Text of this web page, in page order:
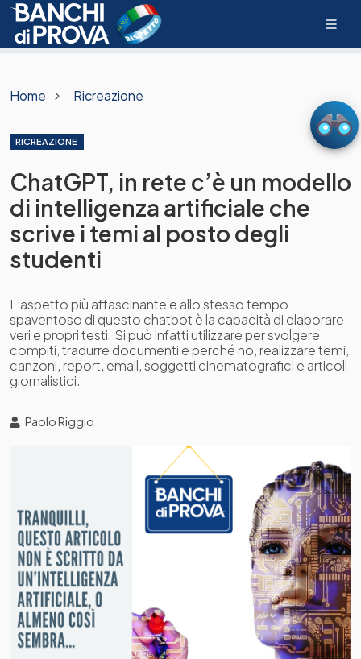
Home Ricreazione
RICREAZIONE
ChatGPT, in rete c’è un modello
di intelligenza artificiale che
scrive i temi al posto degli
studenti
L’aspetto più affascinante e allo stesso tempo
spaventoso di questo chatbot è la capacità di elaborare
veri e propri testi. Si può infatti utilizzare per svolgere
compiti, tradurre documenti e perché no, realizzare temi,
canzoni, report, email, soggetti cinematografici e articoli
giornalistici.
Paolo Riggio